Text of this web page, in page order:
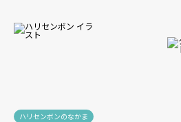
ハリセンボンのなかま